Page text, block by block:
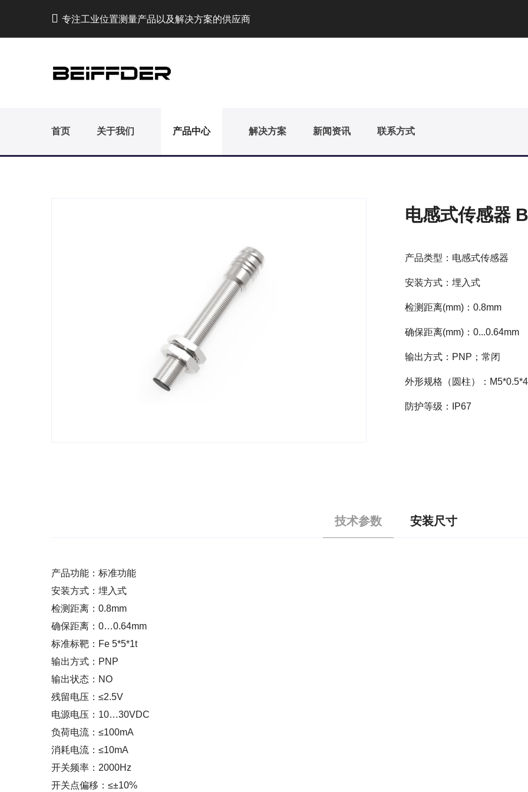
专注工业位置测量产品以及解决方案的供应商
首页 关于我们 产品中心 解决方案 新闻资讯 联系方式
电感式传感器
产品类型：电感式传感器
安装方式：埋入式
检测距离(mm)：0.8mm
确保距离(mm)：0...0.64mm
输出方式：PNP；常闭
外形规格（圆柱）：
防护等级：IP67
技术参数 安装尺寸
产品功能：标准功能
安装方式：埋入式
检测距离：0.8mm
确保距离：0…0.64mm
标准标靶：Fe 5*5*1t
输出方式：PNP
输出状态：NO
残留电压：≤2.5V
电源电压：10…30VDC
负荷电流：≤100mA
消耗电流：≤10mA
开关频率：2000Hz
开关点偏移：≤±10%